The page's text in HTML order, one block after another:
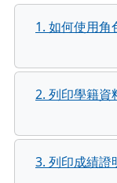
1. 如何使用角
2. 列印學籍資
3. 列印成績證